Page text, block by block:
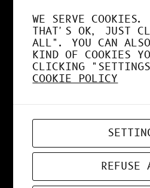
SEP 25, 2025
IA VS
VÉRITÉ SUR
WE SERVE
THAT'S OK, JUST
ALL". YOU CAN ALSO
KIND OF COOKIES
CLICKING
COOKIE POLICY
REFUSE